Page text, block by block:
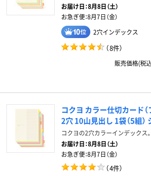
お届け日：8月8日（土）
お急ぎ便：8月7日（金）
2穴インデックス
（8件）
販売価格(税
コクヨ カラー仕切カード
2穴 10山見出し 1袋（5組）
コクヨの2穴カラーインデックス。
お届け日：8月8日（土）
お急ぎ便：8月7日（金）
（4件）